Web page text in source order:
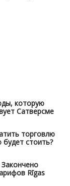
которую
Сатверсме
торговлю
стоить?
Rīgas